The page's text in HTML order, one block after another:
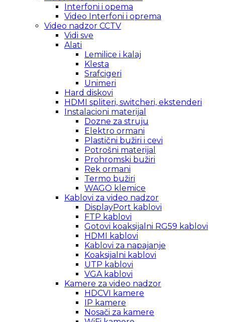
Interfoni i opema
Video Interfoni i oprema
Video nadzor CCTV
Vidi sve
Alati
Lemilice i kalaj
Klesta
Srafcigeri
Unimeri
Hard diskovi
HDMI spliteri, switcheri, ekstenderi
Instalacioni materijal
Dozne za struju
Elektro ormani
Plastični bužiri i cevi
Potrošni materijal
Prohromski bužiri
Rek ormani
Termo bužiri
WAGO klemice
Kablovi za video nadzor
DisplayPort kablovi
FTP kablovi
Gotovi koaksijalni RG59 kablovi
HDMI kablovi
Kablovi za napajanje
Koaksijalni kablovi
UTP kablovi
VGA kablovi
Kamere za video nadzor
HDCVI kamere
IP kamere
Nosači za kamere